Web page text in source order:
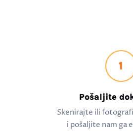
1
Pošaljite
Skenirajte ili
i pošaljite nam ga